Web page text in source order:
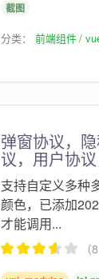
截图
分类： 前端组件
弹窗协议，
议，用户协
支持自定义多种
颜色，已添加
才能调用...
（